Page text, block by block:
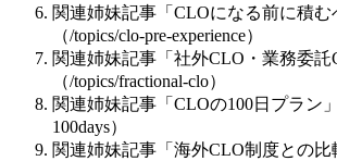
関連姉妹記事「CLOになる前に積む
（/topics/clo-pre-experience）
関連姉妹記事「社外CLO・業務委託
（/topics/fractional-clo）
関連姉妹記事「CLOの100日プラン
100days）
関連姉妹記事「海外CLO制度との比